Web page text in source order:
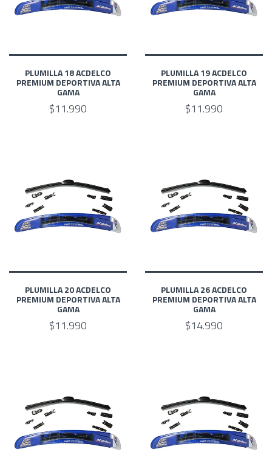
PLUMILLA 18 ACDELCO
PREMIUM DEPORTIVA ALTA
GAMA
$11.990
PLUMILLA 19 ACDELCO
PREMIUM DEPORTIVA ALTA
GAMA
$11.990
PLUMILLA 20 ACDELCO
PREMIUM DEPORTIVA ALTA
GAMA
$11.990
PLUMILLA 26 ACDELCO
PREMIUM DEPORTIVA ALTA
GAMA
$14.990